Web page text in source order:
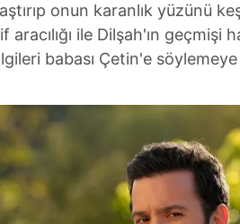
onun karanlık yüzünü
ile Dilşah'ın geçmişi
babası Çetin'e söylemeye